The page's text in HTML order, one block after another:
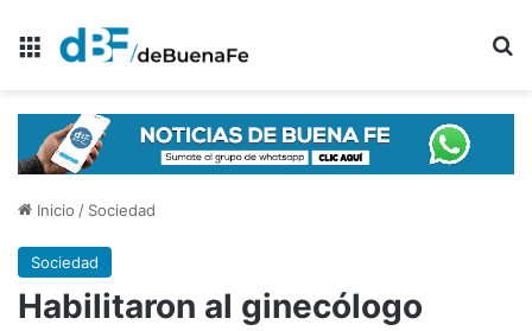
Menú
Inicio / Sociedad
Sociedad
Habilitaron al ginecólogo